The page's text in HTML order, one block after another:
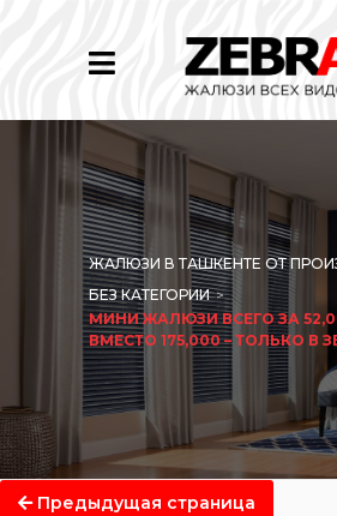
ЖАЛЮЗИ В ТАШКЕНТЕ ОТ
БЕЗ КАТЕГОРИИ >
МИНИ ЖАЛЮЗИ ВСЕГО ЗА
ВМЕСТО 175,000 – ТОЛЬКО В
Предыдущая страница